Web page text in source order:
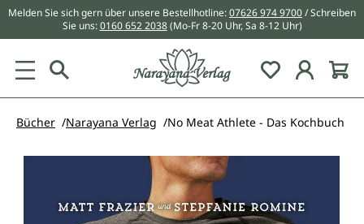
springen
Melden Sie sich gern über unsere Bestellhotline:07626 974 9700/ Schreiben
Sie uns:0160 652 2038 (Mo-Fr 8-20 Uhr, Sa 8-12 Uhr)
Du hast 0
Bücher Narayana Verlag No Meat Athlete - Das Kochbuch
Bildergalerie überspringen